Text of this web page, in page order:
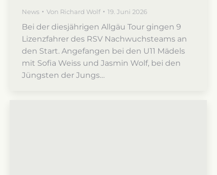
News Von Richard Wolf 19. Juni 2026
Bei der diesjährigen Allgäu Tour gingen 9
Lizenzfahrer des RSV Nachwuchsteams an
den Start. Angefangen bei den U11 Mädels
mit Sofia Weiss und Jasmin Wolf, bei den
Jüngsten der Jungs…